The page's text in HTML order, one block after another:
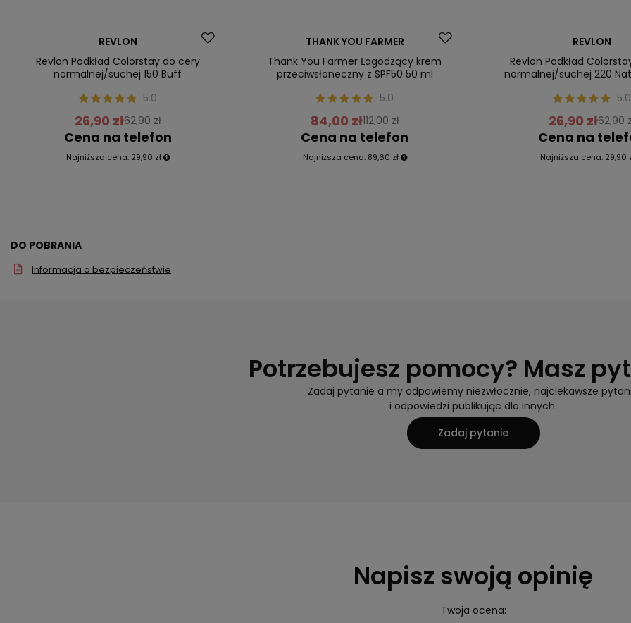
REVLON
Revlon Podkład Colorstay do cery
normalnej/suchej 150 Buff
5.0
26,90 zł62,90 zł
Cena na telefon
Najniższa cena: 29,90 zł
THANK YOU FARMER
Thank You Farmer Łagodzący krem
przeciwsłoneczny z SPF50 50 ml
5.0
84,00 zł112,00 zł
Cena na telefon
Najniższa cena: 89,60 zł
REVLON
Revlon Podkład
normalnej/suchej 220
5.0
26,90 zł62,90
Cena na
Najniższa cena: 29,90
DO POBRANIA
Informacja o bezpieczeństwie
Potrzebujesz pomocy? Masz
Zadaj pytanie a my odpowiemy niezwłocznie, najciekawsze
i odpowiedzi publikując dla innych.
Zadaj pytanie
Napisz swoją opinię
Twoja ocena: